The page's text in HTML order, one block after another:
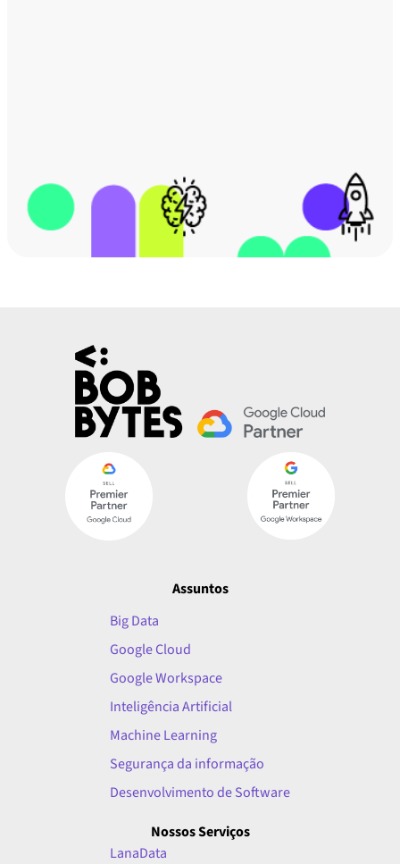
Assuntos
Big Data
Google Cloud
Google Workspace
Inteligência Artificial
Machine Learning
Segurança da informação
Desenvolvimento de Software
Nossos Serviços
LanaData